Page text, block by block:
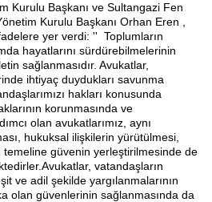
Kurulu Başkanı ve Sultangazi Fen
Kurulu Başkanı Orhan Eren ,
yer verdi: '' Toplumların
hayatlarını sürdürebilmelerinin
sağlanmasıdır. Avukatlar,
ihtiyaç duydukları savunma
hakları konusunda
korunmasında ve
olan avukatlarımız, aynı
hukuksal ilişkilerin yürütülmesi,
güvenin yerleştirilmesinde de
vatandaşların
ve adil şekilde yargılanmalarının
olan güvenlerinin sağlanmasında da
Haberin Doğru Adresi.